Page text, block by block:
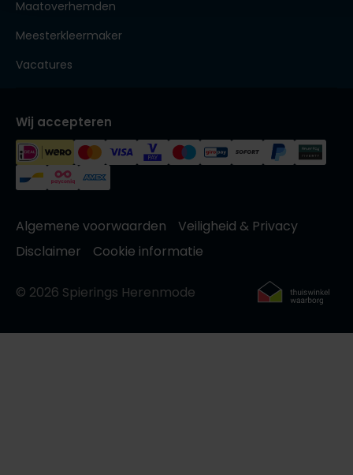
Maatoverhemden
Meesterkleermaker
Vacatures
Wij accepteren
Algemene voorwaarden
Veiligheid & Privacy
Disclaimer
Cookie informatie
© 2026 Spierings Herenmode